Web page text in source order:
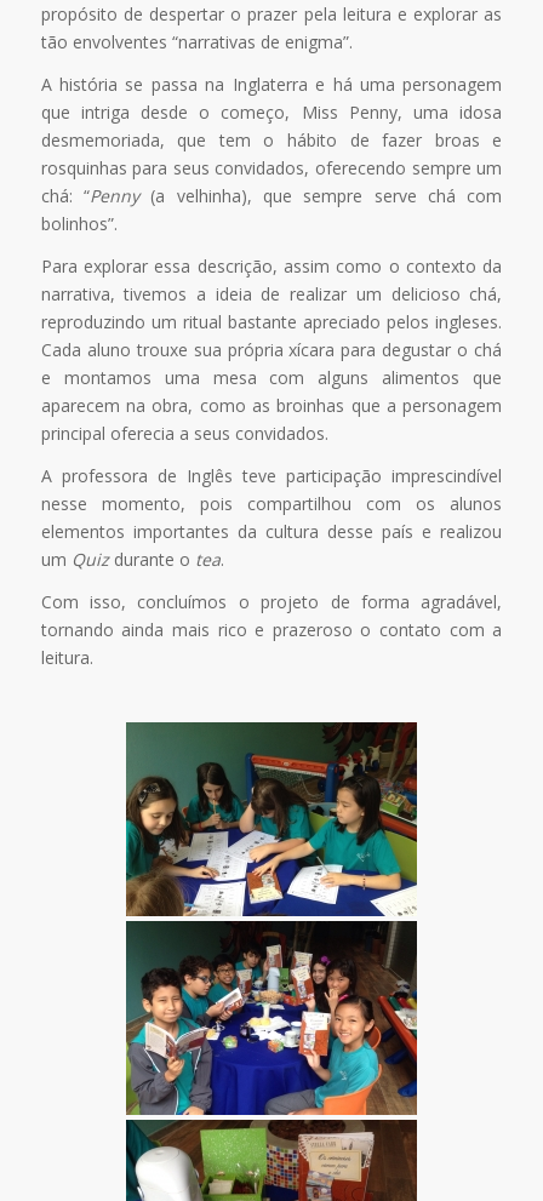
propósito de despertar o prazer pela leitura e explorar as
tão envolventes “narrativas de enigma”.
A história se passa na Inglaterra e há uma personagem
que intriga desde o começo, Miss Penny, uma idosa
desmemoriada, que tem o hábito de fazer broas e
rosquinhas para seus convidados, oferecendo sempre um
chá: “Penny(a velhinha), que sempre serve chá com
bolinhos”.
Para explorar essa descrição, assim como o contexto da
narrativa, tivemos a ideia de realizar um delicioso chá,
reproduzindo um ritual bastante apreciado pelos ingleses.
Cada aluno trouxe sua própria xícara para degustar o chá
e montamos uma mesa com alguns alimentos que
aparecem na obra, como as broinhas que a personagem
principal oferecia a seus convidados.
A professora de Inglês teve participação imprescindível
nesse momento, pois compartilhou com os alunos
elementos importantes da cultura desse país e realizou
um Quizdurante o tea.
Com isso, concluímos o projeto de forma agradável,
tornando ainda mais rico e prazeroso o contato com a
leitura.